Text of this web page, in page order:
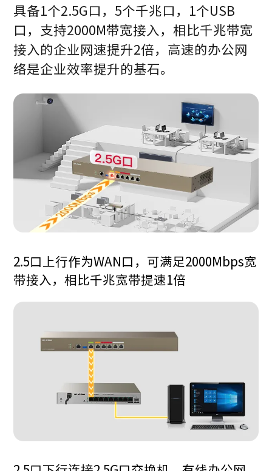
具备1个2.5G口，5个千兆口，1个USB
口，支持2000M带宽接入，相比千兆带宽
接入的企业网速提升2倍，高速的办公网
络是企业效率提升的基石。
2.5口上行作为WAN口，可满足2000Mbps宽
带接入，相比千兆宽带提速1倍